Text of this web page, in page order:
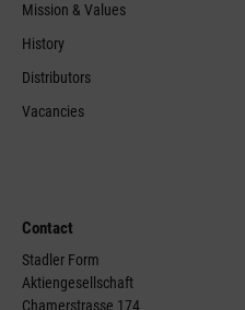
Mission & Values
History
Distributors
Vacancies
Contact
Stadler Form
Aktiengesellschaft
Chamerstrasse 174